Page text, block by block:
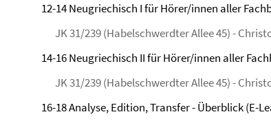
12-14 Neugriechisch I für Hörer/innen aller
JK 31/239 (Habelschwerdter Allee 45) -
14-16 Neugriechisch II für Hörer/innen aller
JK 31/239 (Habelschwerdter Allee 45) -
16-18 Analyse, Edition, Transfer - Überblick (E-